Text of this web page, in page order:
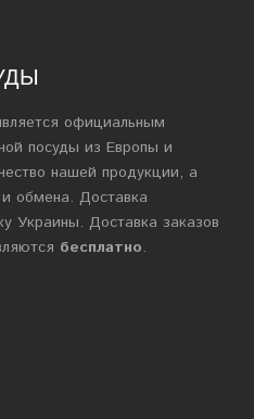
официальным
посуды из Европы и
нашей продукции, а
обмена. Доставка
Украины. Доставка заказов
бесплатно.